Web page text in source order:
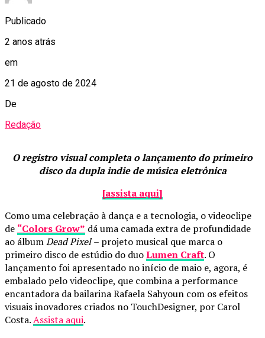
Publicado
2 anos atrás
em
21 de agosto de 2024
De
Redação
O registro visual completa o lançamento do primeiro
disco da dupla indie de música eletrônica
[assista aqui]
Como uma celebração à dança e a tecnologia, o videoclipe
de “Colors Grow” dá uma camada extra de profundidade
ao álbumDead Pixel– projeto musical que marca o
primeiro disco de estúdio do duoLumen Craft. O
lançamento foi apresentado no início de maio e, agora, é
embalado pelo videoclipe, que combina a performance
encantadora da bailarina Rafaela Sahyoun com os efeitos
visuais inovadores criados no TouchDesigner, por Carol
Costa.Assista aqui.